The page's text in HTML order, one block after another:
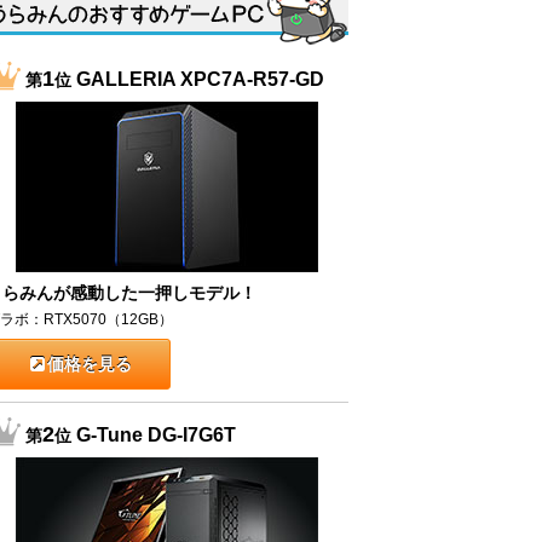
第1位GALLERIA XPC7A-R57-GD
みんが感動した一押しモデル！
ボ：RTX5070（12GB）
価格を見る
第2位G-Tune DG-I7G6T